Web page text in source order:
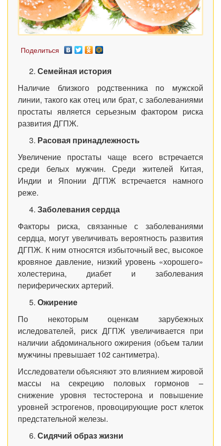
Поделиться
Семейная история
Наличие близкого родственника по мужской
линии, такого как отец или брат, с заболеваниями
простаты является серьезным фактором риска
развития ДГПЖ.
Расовая принадлежность
Увеличение простаты чаще всего встречается
среди белых мужчин. Среди жителей Китая,
Индии и Японии ДГПЖ встречается намного
реже.
Заболевания сердца
Факторы риска, связанные с заболеваниями
сердца, могут увеличивать вероятность развития
ДГПЖ. К ним относятся избыточный вес, высокое
кровяное давление, низкий уровень «хорошего»
холестерина, диабет и заболевания
периферических артерий.
Ожирение
По некоторым оценкам зарубежных
иследователей, риск ДГПЖ увеличивается при
наличии абдоминального ожирения (объем талии
мужчины превышает 102 сантиметра).
Исследователи объясняют это влиянием жировой
массы на секрецию половых гормонов –
снижение уровня тестостерона и повышение
уровней эстрогенов, провоцирующие рост клеток
предстательной железы.
Сидячий образ жизни